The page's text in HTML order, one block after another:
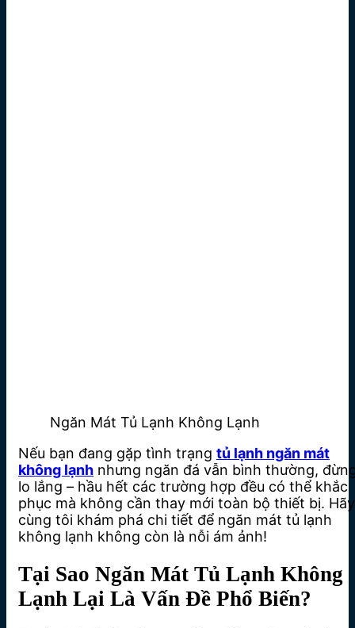
Ngăn Mát Tủ Lạnh Không Lạnh
Nếu bạn đang gặp tình trạng tủ lạnh ngăn mát
không lạnh nhưng ngăn đá vẫn bình thường,
lo lắng – hầu hết các trường hợp đều có thể khắc
phục mà không cần thay mới toàn bộ thiết bị. Hãy
cùng tôi khám phá chi tiết để ngăn mát tủ lạnh
không lạnh không còn là nỗi ám ảnh!
Tại Sao Ngăn Mát Tủ Lạnh Không
Lạnh Lại Là Vấn Đề Phổ Biến?